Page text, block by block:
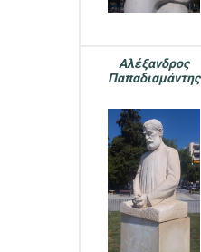
Αλέξανδρος
Παπαδιαμάντης